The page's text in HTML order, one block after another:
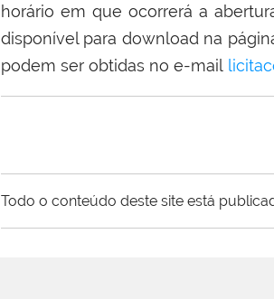
horário em que ocorrerá a
disponível para download na
podem ser obtidas no e-mail
Todo o conteúdo deste site está